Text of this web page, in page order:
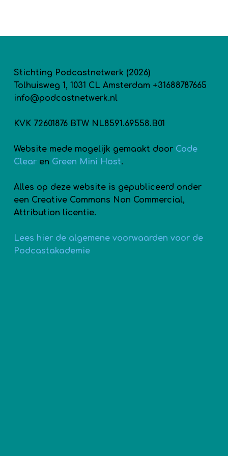
Stichting Podcastnetwerk (2026)
Tolhuisweg 1, 1031 CL Amsterdam +31688787665
info@podcastnetwerk.nl
KVK 72601876 BTW NL8591.69558.B01
Website mede mogelijk gemaakt door Code
Clearen Green Mini Host.
Alles op deze website is gepubliceerd onder
een Creative Commons Non Commercial,
Attribution licentie.
Lees hier de algemene voorwaarden voor de
Podcastakademie